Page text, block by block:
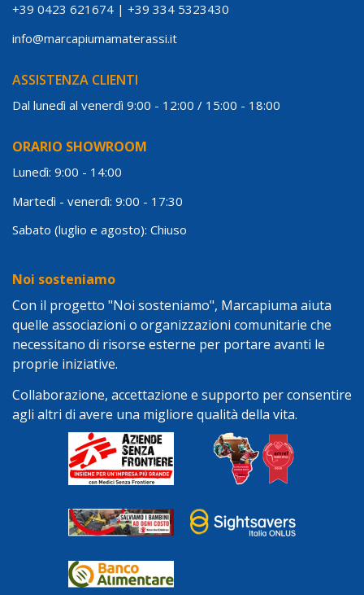
+39 0423 621674 | +39 334 5323430
info@marcapiumamaterassi.it
ASSISTENZA CLIENTI
Dal lunedì al venerdì 9:00 - 12:00 / 15:00 - 18:00
ORARIO SHOWROOM
Lunedì: 9:00 - 14:00
Martedì - venerdì: 9:00 - 17:30
Sabato (luglio e agosto): Chiuso
Noi sosteniamo
Con il progetto "Noi sosteniamo", Marcapiuma aiuta
quelle associazioni o organizzazioni comunitarie che
necessitano di risorse esterne per portare avanti le
proprie iniziative.
Collaborazione, accettazione e supporto per consentire
agli altri di avere una migliore qualità della vita.